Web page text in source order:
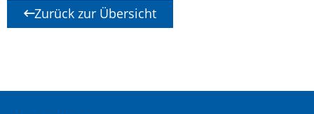
Zurück zur Übersicht